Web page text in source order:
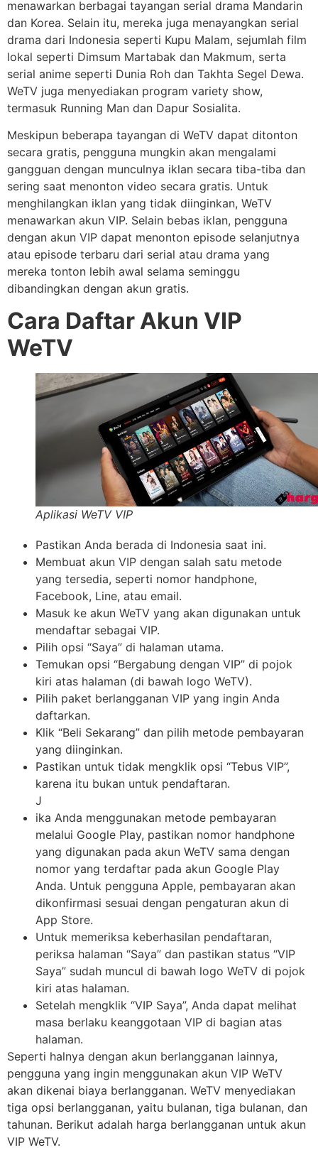
menawarkan berbagai tayangan serial drama Mandarin
dan Korea. Selain itu, mereka juga menayangkan serial
drama dari Indonesia seperti Kupu Malam, sejumlah film
lokal seperti Dimsum Martabak dan Makmum, serta
serial anime seperti Dunia Roh dan Takhta Segel Dewa.
WeTV juga menyediakan program variety show,
termasuk Running Man dan Dapur Sosialita.
Meskipun beberapa tayangan di WeTV dapat ditonton
secara gratis, pengguna mungkin akan mengalami
gangguan dengan munculnya iklan secara tiba-tiba dan
sering saat menonton video secara gratis. Untuk
menghilangkan iklan yang tidak diinginkan, WeTV
menawarkan akun VIP. Selain bebas iklan, pengguna
dengan akun VIP dapat menonton episode selanjutnya
atau episode terbaru dari serial atau drama yang
mereka tonton lebih awal selama seminggu
dibandingkan dengan akun gratis.
Cara Daftar Akun VIP
WeTV
Aplikasi WeTV VIP
Pastikan Anda berada di Indonesia saat ini.
Membuat akun VIP dengan salah satu metode
yang tersedia, seperti nomor handphone,
Facebook, Line, atau email.
Masuk ke akun WeTV yang akan digunakan untuk
mendaftar sebagai VIP.
Pilih opsi “Saya” di halaman utama.
Temukan opsi “Bergabung dengan VIP” di pojok
kiri atas halaman (di bawah logo WeTV).
Pilih paket berlangganan VIP yang ingin Anda
daftarkan.
Klik “Beli Sekarang” dan pilih metode pembayaran
yang diinginkan.
Pastikan untuk tidak mengklik opsi “Tebus VIP”,
karena itu bukan untuk pendaftaran.
J
ika Anda menggunakan metode pembayaran
melalui Google Play, pastikan nomor handphone
yang digunakan pada akun WeTV sama dengan
nomor yang terdaftar pada akun Google Play
Anda. Untuk pengguna Apple, pembayaran akan
dikonfirmasi sesuai dengan pengaturan akun di
App Store.
Untuk memeriksa keberhasilan pendaftaran,
periksa halaman “Saya” dan pastikan status “VIP
Saya” sudah muncul di bawah logo WeTV di pojok
kiri atas halaman.
Setelah mengklik “VIP Saya”, Anda dapat melihat
masa berlaku keanggotaan VIP di bagian atas
halaman.
Seperti halnya dengan akun berlangganan lainnya,
pengguna yang ingin menggunakan akun VIP WeTV
akan dikenai biaya berlangganan. WeTV menyediakan
tiga opsi berlangganan, yaitu bulanan, tiga bulanan, dan
tahunan. Berikut adalah harga berlangganan untuk akun
VIP WeTV.